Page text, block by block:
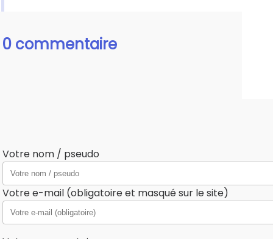
0 commentaire
Votre nom / pseudo
Votre e-mail (obligatoire et masqué sur le site)